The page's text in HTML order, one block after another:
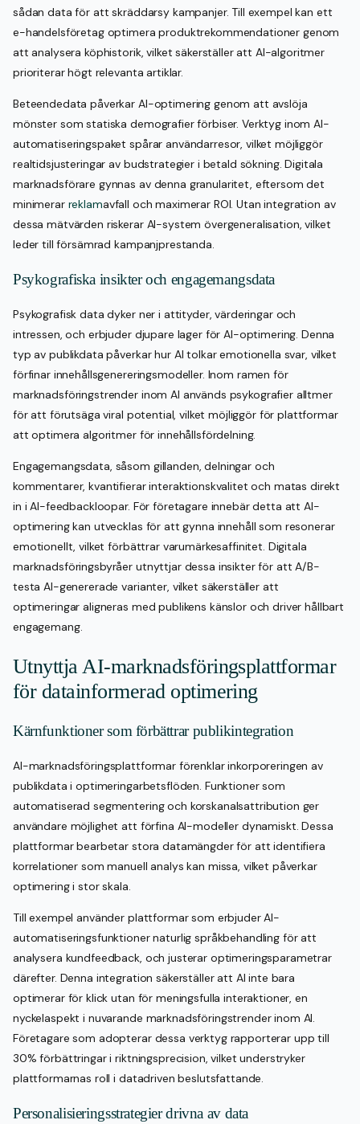
sådan data för att skräddarsy kampanjer. Till exempel kan ett
e-handelsföretag optimera produktrekommendationer genom
att analysera köphistorik, vilket säkerställer att AI-algoritmer
prioriterar högt relevanta artiklar.
Beteendedata påverkar AI-optimering genom att avslöja
mönster som statiska demografier förbiser. Verktyg inom AI-
automatiseringspaket spårar användarresor, vilket möjliggör
realtidsjusteringar av budstrategier i betald sökning. Digitala
marknadsförare gynnas av denna granularitet, eftersom det
minimerar reklamavfall och maximerar ROI. Utan integration av
dessa mätvärden riskerar AI-system övergeneralisation, vilket
leder till försämrad kampanjprestanda.
Psykografiska insikter och engagemangsdata
Psykografisk data dyker ner i attityder, värderingar och
intressen, och erbjuder djupare lager för AI-optimering. Denna
typ av publikdata påverkar hur AI tolkar emotionella svar, vilket
förfinar innehållsgenereringsmodeller. Inom ramen för
marknadsföringstrender inom AI används psykografier alltmer
för att förutsäga viral potential, vilket möjliggör för plattformar
att optimera algoritmer för innehållsfördelning.
Engagemangsdata, såsom gillanden, delningar och
kommentarer, kvantifierar interaktionskvalitet och matas direkt
in i AI-feedbackloopar. För företagare innebär detta att AI-
optimering kan utvecklas för att gynna innehåll som resonerar
emotionellt, vilket förbättrar varumärkesaffinitet. Digitala
marknadsföringsbyråer utnyttjar dessa insikter för att A/B-
testa AI-genererade varianter, vilket säkerställer att
optimeringar aligneras med publikens känslor och driver hållbart
engagemang.
Utnyttja AI-marknadsföringsplattformar
för datainformerad optimering
Kärnfunktioner som förbättrar publikintegration
AI-marknadsföringsplattformar förenklar inkorporeringen av
publikdata i optimeringarbetsflöden. Funktioner som
automatiserad segmentering och korskanalsattribution ger
användare möjlighet att förfina AI-modeller dynamiskt. Dessa
plattformar bearbetar stora datamängder för att identifiera
korrelationer som manuell analys kan missa, vilket påverkar
optimering i stor skala.
Till exempel använder plattformar som erbjuder AI-
automatiseringsfunktioner naturlig språkbehandling för att
analysera kundfeedback, och justerar optimeringsparametrar
därefter. Denna integration säkerställer att AI inte bara
optimerar för klick utan för meningsfulla interaktioner, en
nyckelaspekt i nuvarande marknadsföringstrender inom AI.
Företagare som adopterar dessa verktyg rapporterar upp till
30% förbättringar i riktningsprecision, vilket understryker
plattformarnas roll i datadriven beslutsfattande.
Personalisieringsstrategier drivna av data